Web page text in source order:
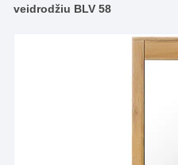
veidrodžiu BLV 58